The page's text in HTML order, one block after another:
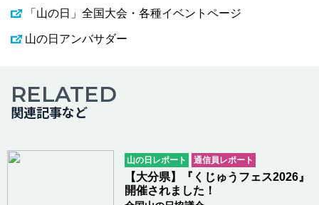
「山の日」全国大会・各種イベントページ
山の日アンバサダー
RELATED
関連記事など
山の日レポート 通信員レポート
【大分県】『くじゅうフェス2026』
開催されました！